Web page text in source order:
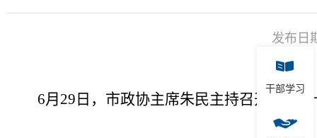
发布日
6月 29 日，市政协主席朱民主持召开市政
干部学习